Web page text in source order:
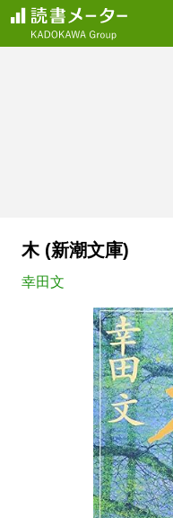
木 (新潮文庫)
幸田文